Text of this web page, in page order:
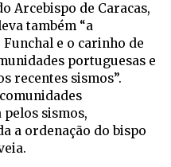
Arcebispo de Caracas,
também “a
e o carinho de
portuguesas e
recentes sismos”.
pelos sismos,
a ordenação do bispo